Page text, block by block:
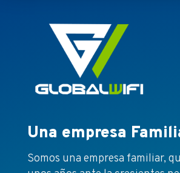
Una empresa
Somos una empresa familiar,